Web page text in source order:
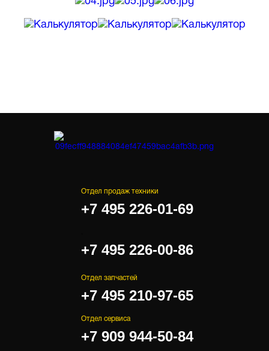
Отдел продаж техники
+7 495 226-01-69
+7 495 226-00-86
Отдел запчастей
+7 495 210-97-65
Отдел сервиса
+7 909 944-50-84